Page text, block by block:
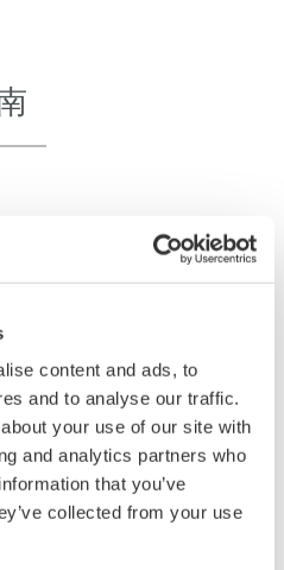
content and ads, to
and to analyse our traffic.
your use of our site with
and analytics partners who
that you’ve
collected from your use
在一个模块中带有两个
有一个插槽大小。
间隔)
和LC
其它YOKOGAWA光通信测量
各样的测量系统。
功率计的高性能紧凑型模块。该